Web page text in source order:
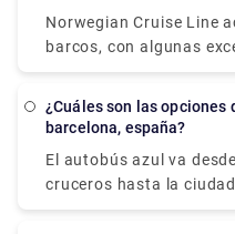
Barcelona. Una vez allí,
Litoral hasta la salida
Norwegian Cruise Line
barcos, con algunas
nacidos y mujeres
más, según Norwegian.
duración del viaje.
¿Cuáles son las opciones de viaje al puerto de escala de
barcelona, españa?
El autobús azul va
cruceros hasta la
también son una